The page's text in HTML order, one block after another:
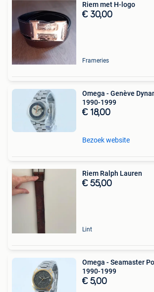
Riem met H-logo
€ 30,00
Frameries
Omega - Genève
1990-1999
€ 18,00
Bezoek website
Riem Ralph Lauren
€ 55,00
Lint
Omega - Seamaster
1990-1999
€ 5,00